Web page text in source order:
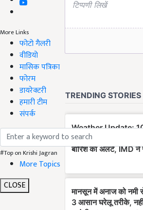
More Links
फोटो गैलरी
वीडियो
मासिक पत्रिका
फोरम
डायरेक्टरी
हमारी टीम
संपर्क
#Top on Krishi Jagran
More Topics
CLOSE